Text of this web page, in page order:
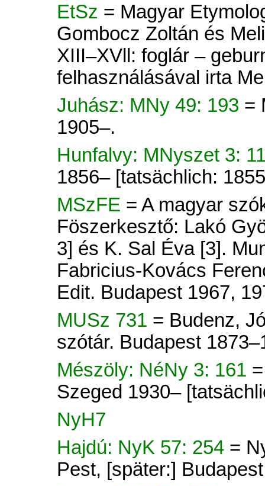
EtSz = Magyar
Gombocz Zoltán és
XIII–XVll: foglár –
felhasználásával irta
Juhász: MNy 49: 193 =
1905–.
Hunfalvy: MNyszet 3:
1856– [tatsächlich:
MSzFE = A magyar
Föszerkesztő: Lakó
3] és K. Sal Éva [3].
Fabricius-Kovács
Edit. Budapest 1967,
MUSz 731 = Budenz,
szótár. Budapest
Mészöly: NéNy 3: 161
Szeged 1930–
NyH7
Hajdú: NyK 57: 254 =
Pest, [später:]